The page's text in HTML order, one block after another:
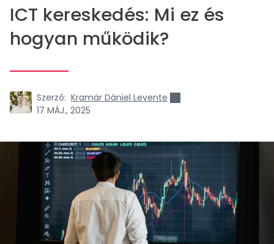
ICT kereskedés: Mi ez és
hogyan működik?
Szerző: Kramár Dániel Levente
17 MÁJ., 2025